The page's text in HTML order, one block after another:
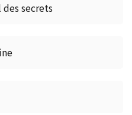
des secrets